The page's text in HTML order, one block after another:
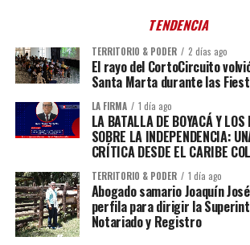
TENDENCIA
TERRITORIO & PODER 2 días ago
El rayo del CortoCircuito
Santa Marta durante las
LA FIRMA 1 día ago
LA BATALLA DE BOYACÁ Y LOS
SOBRE LA INDEPENDENCIA:
CRÍTICA DESDE EL CARIBE
TERRITORIO & PODER 1 día ago
Abogado samario Joaquín
perfila para dirigir la
Notariado y Registro